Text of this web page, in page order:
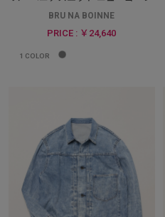
BRU NA BOINNE
PRICE : ￥24,640
1 COLOR